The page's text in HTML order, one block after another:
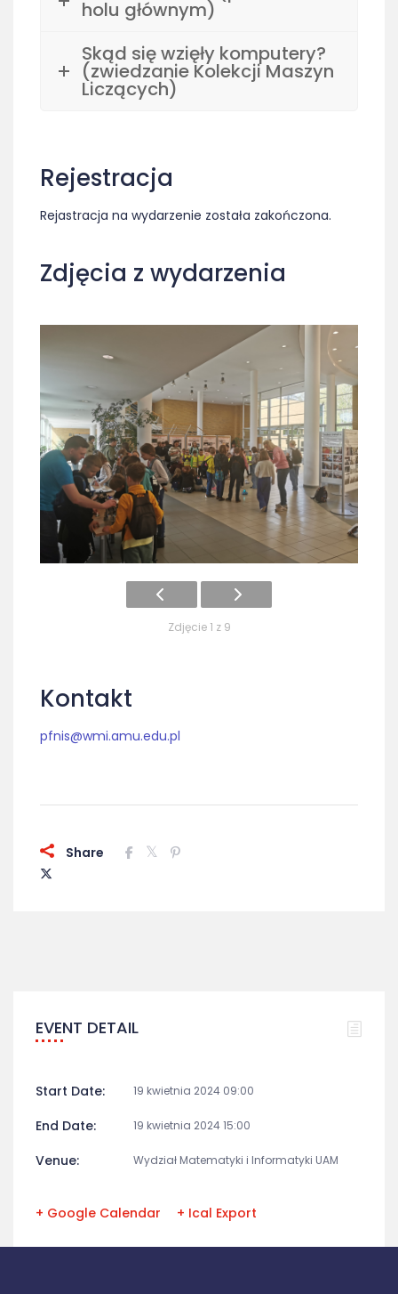
holu głównym)
Skąd się wzięły komputery?
(zwiedzanie Kolekcji Maszyn
Liczących)
Rejestracja
Rejastracja na wydarzenie została zakończona.
Zdjęcia z wydarzenia
Zdjęcie 1 z 9
Kontakt
pfnis@wmi.amu.edu.pl
Share
EVENT DETAIL
Start Date: 19 kwietnia 2024 09:00
End Date: 19 kwietnia 2024 15:00
Venue: Wydział Matematyki i Informatyki UAM
+ Google Calendar + Ical Export